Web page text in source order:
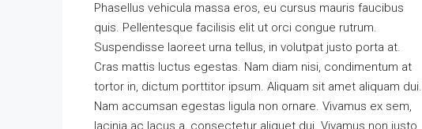
Phasellus vehicula massa eros, eu cursus mauris faucibus
quis. Pellentesque facilisis elit ut orci congue rutrum.
Suspendisse laoreet urna tellus, in volutpat justo porta at.
Cras mattis luctus egestas. Nam diam nisi, condimentum at
tortor in, dictum porttitor ipsum. Aliquam sit amet aliquam dui.
Nam accumsan egestas ligula non ornare. Vivamus ex sem,
lacinia ac lacus a, consectetur aliquet dui. Vivamus non justo